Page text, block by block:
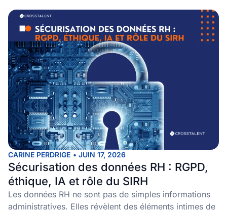
CARINE PERDRIGE • JUIN 17, 2026
Sécurisation des données RH : RGPD,
éthique, IA et rôle du SIRH
Les données RH ne sont pas de simples informations
administratives. Elles révèlent des éléments intimes de